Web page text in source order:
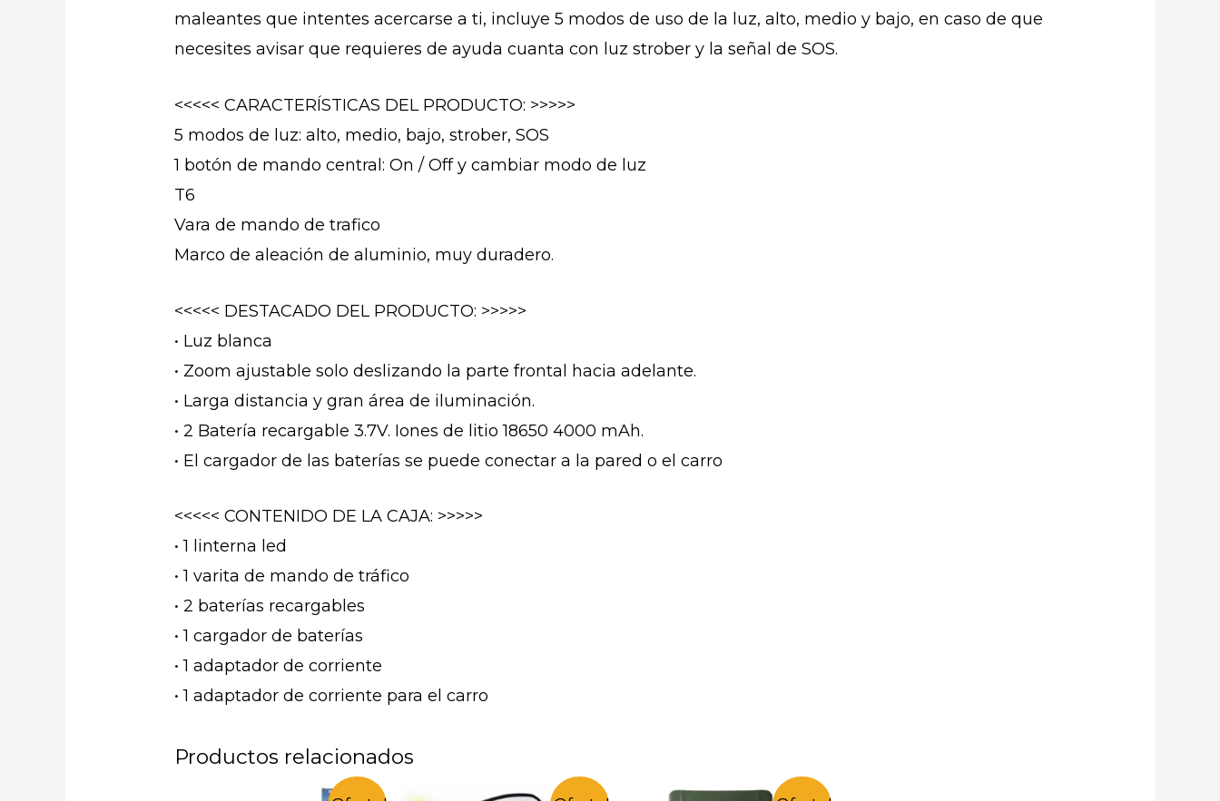
maleantes que intentes acercarse a ti, incluye 5 modos de uso de la luz, alto, medio y bajo, en caso de que
necesites avisar que requieres de ayuda cuanta con luz strober y la señal de SOS.
<<<<< CARACTERÍSTICAS DEL PRODUCTO: >>>>>
5 modos de luz: alto, medio, bajo, strober, SOS
1 botón de mando central: On / Off y cambiar modo de luz
T6
Vara de mando de trafico
Marco de aleación de aluminio, muy duradero.
<<<<< DESTACADO DEL PRODUCTO: >>>>>
• Luz blanca
• Zoom ajustable solo deslizando la parte frontal hacia adelante.
• Larga distancia y gran área de iluminación.
• 2 Batería recargable 3.7V. Iones de litio 18650 4000 mAh.
• El cargador de las baterías se puede conectar a la pared o el carro
<<<<< CONTENIDO DE LA CAJA: >>>>>
• 1 linterna led
• 1 varita de mando de tráfico
• 2 baterías recargables
• 1 cargador de baterías
• 1 adaptador de corriente
• 1 adaptador de corriente para el carro
Productos relacionados